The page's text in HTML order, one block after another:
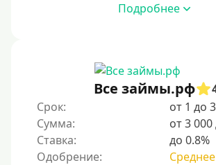
С возможностью частичного погашения
Надежные
Без обмана
Без предоплат
Подробнее
Все займы.рф
Срок:
от 1 до
Сумма:
от 3
Ставка:
до 0.8%
Одобрение:
Среднее